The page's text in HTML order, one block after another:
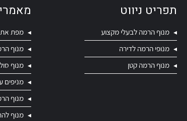
תפריט ניווט
מנוף הרמה לבעלי מקצוע
מנופי הרמה לדירה
מנוף הרמה קטן
מפת
מנוף
מנוף
מניפים
מנוף
מנוף